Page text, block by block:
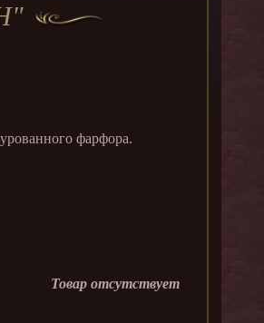
фарфора.
Товар отсутствует